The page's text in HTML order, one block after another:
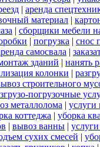
| аренда
материал |
| сборщики мебели
| погрузка | снос
самосвала |
зданий | нанять
колонки |
строительного
погрузочные
металлолома | услуги
коттеджа | уборка
| вывоз ванны |
сухих смесей |